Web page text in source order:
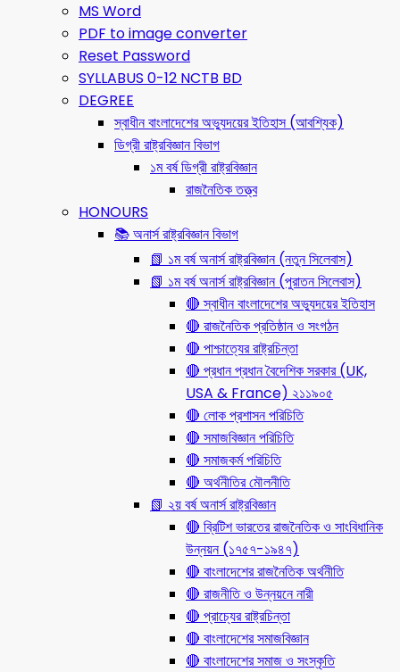
MS Word
PDF to image converter
Reset Password
SYLLABUS 0-12 NCTB BD
DEGREE
স্বাধীন বাংলাদেশের অভ্যুদয়ের ইতিহাস (আবশ্যিক)
ডিগ্রী রাষ্ট্রবিজ্ঞান বিভাগ
১ম বর্ষ ডিগ্রী রাষ্ট্রবিজ্ঞান
রাজনৈতিক তত্ত্ব
HONOURS
📚 অনার্স রাষ্ট্রবিজ্ঞান বিভাগ
📗 ১ম বর্ষ অনার্স রাষ্ট্রবিজ্ঞান (নতুন সিলেবাস)
📗 ১ম বর্ষ অনার্স রাষ্ট্রবিজ্ঞান (পুরাতন সিলেবাস)
🔴 স্বাধীন বাংলাদেশের অভ্যুদয়ের ইতিহাস
🔴 রাজনৈতিক প্রতিষ্ঠান ও সংগঠন
🔴 পাশ্চাত্যের রাষ্ট্রচিন্তা
🔴 প্রধান প্রধান বৈদেশিক সরকার (UK,
USA & France) ২১১৯০৫
🔴 লোক প্রশাসন পরিচিতি
🔴 সমাজবিজ্ঞান পরিচিতি
🔴 সমাজকর্ম পরিচিতি
🔴 অর্থনীতির মৌলনীতি
📗 ২য় বর্ষ অনার্স রাষ্ট্রবিজ্ঞান
🔴 ব্রিটিশ ভারতের রাজনৈতিক ও সাংবিধানিক
উন্নয়ন (১৭৫৭-১৯৪৭)
🔴 বাংলাদেশের রাজনৈতিক অর্থনীতি
🔴 রাজনীতি ও উন্নয়নে নারী
🔴 প্রাচ্যের রাষ্ট্রচিন্তা
🔴 বাংলাদেশের সমাজবিজ্ঞান
🔴 বাংলাদেশের সমাজ ও সংস্কৃতি